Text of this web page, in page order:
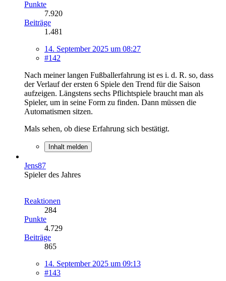
Punkte
7.920
Beiträge
1.481
14. September 2025 um 08:27
#142
Nach meiner langen Fußballerfahrung ist es i. d. R. so, dass
der Verlauf der ersten 6 Spiele den Trend für die Saison
aufzeigen. Längstens sechs Pflichtspiele braucht man als
Spieler, um in seine Form zu finden. Dann müssen die
Automatismen sitzen.
Mals sehen, ob diese Erfahrung sich bestätigt.
Inhalt melden
Jens87
Spieler des Jahres
Reaktionen
284
Punkte
4.729
Beiträge
865
14. September 2025 um 09:13
#143